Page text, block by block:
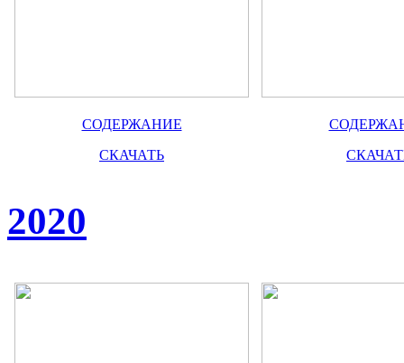
СОДЕРЖАНИЕ
СКАЧАТЬ
2020